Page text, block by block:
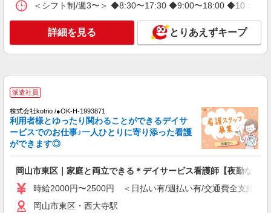
派遣社員
株式会社kotrio /●OK-H-2021109
ン代含む)/日払い可/週払い可＞
岡山市東区・西大寺駅
詳細を見る
派遣社員 職業紹介
株式会社リオン
病院における看護助手（ナースエイド）
＜シフト制/週3〜＞ ◆8:30〜17:30 ◆9:00〜18:00 ◆10：00
詳細を見る とりあえずキープ
派遣社員
株式会社kotrio /●OK-H-1993871
利用者様とゆったり関わることができるデイサ
ービスでのお仕事♪一人ひとりに寄り添った看護
ができます◎
岡山市東区｜家庭と両立できる＊デイサービス看護師【夜勤なし】
時給2000円〜2500円 ＜日払い有/週払い有/交通費全支給(ガ
岡山市東区・西大寺駅